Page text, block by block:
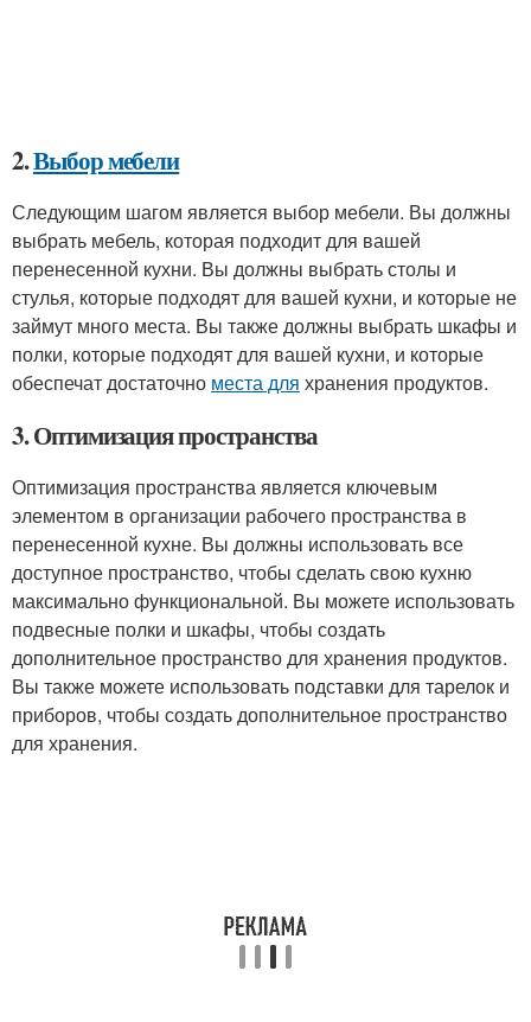
2.Выбор мебели
Следующим шагом является выбор мебели. Вы должны
выбрать мебель, которая подходит для вашей
перенесенной кухни. Вы должны выбрать столы и
стулья, которые подходят для вашей кухни, и которые не
займут много места. Вы также должны выбрать шкафы и
полки, которые подходят для вашей кухни, и которые
обеспечат достаточно места для хранения продуктов.
3. Оптимизация пространства
Оптимизация пространства является ключевым
элементом в организации рабочего пространства в
перенесенной кухне. Вы должны использовать все
доступное пространство, чтобы сделать свою кухню
максимально функциональной. Вы можете использовать
подвесные полки и шкафы, чтобы создать
дополнительное пространство для хранения продуктов.
Вы также можете использовать подставки для тарелок и
приборов, чтобы создать дополнительное пространство
для хранения.